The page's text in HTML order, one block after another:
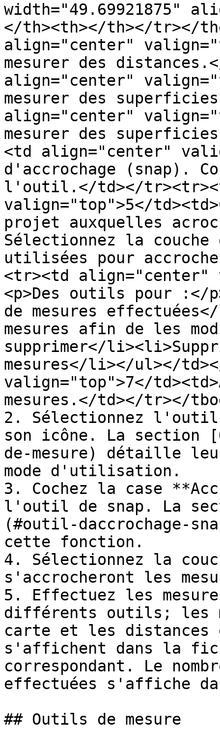
width="49.69921875"
</th><th></th></tr></
align="center"
mesurer des
align="center"
mesurer des
align="center"
mesurer des
<td align="center"
d'accrochage (snap).
l'outil.</td></
valign="top">5</
projet auxquelles
Sélectionnez la
utilisées pour
<tr><td align="center"
<p>Des outils pour :</
de mesures
mesures afin de les
supprimer</
mesures</li></ul></
valign="top">7</
mesures.</td></tr></
2. Sélectionnez l'outil
son icône. La section
de-mesure) détaille
mode d'utilisation.
3. Cochez la case
l'outil de snap. La
(#outil-daccrochage-
cette fonction.
4. Sélectionnez la
s'accrocheront les
5. Effectuez les
différents outils; les
carte et les distances
s'affichent dans la
correspondant. Le
effectuées s'affiche
## Outils de mesure